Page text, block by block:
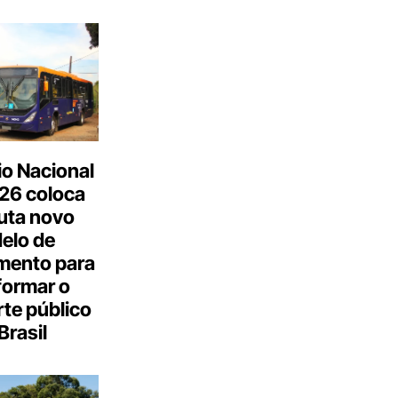
Nacional
coloca
novo
de
para
o
público